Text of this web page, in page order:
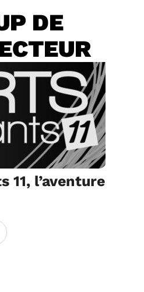
DE
11, l’aventure